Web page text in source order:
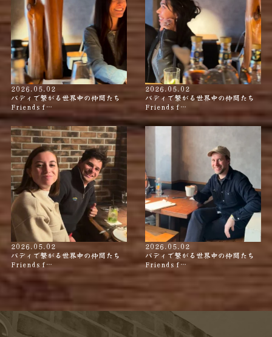
2026.05.02
バディで繋がる世界中の仲間たち
Friends f…
2026.05.02
バディで繋がる世界中の仲間たち
Friends f…
2026.05.02
バディで繋がる世界中の仲間たち
Friends f…
2026.05.02
バディで繋がる世界中の仲間たち
Friends f…